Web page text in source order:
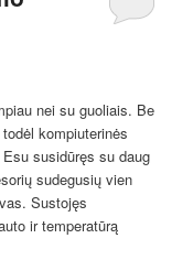
nei su guoliais. Be
kompiuterinės
Esu susidūręs su daug
sudegusių vien
Sustojęs
ir temperatūrą